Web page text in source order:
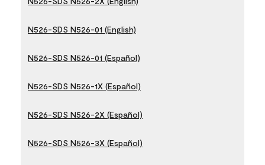
N526-SDS N526-01 (English)
N526-SDS N526-01 (Español)
N526-SDS N526-1X (Español)
N526-SDS N526-2X (Español)
N526-SDS N526-3X (Español)